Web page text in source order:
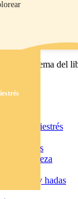
o el tema del
antiestrés
y números
y naturaleza
de hadas y hadas